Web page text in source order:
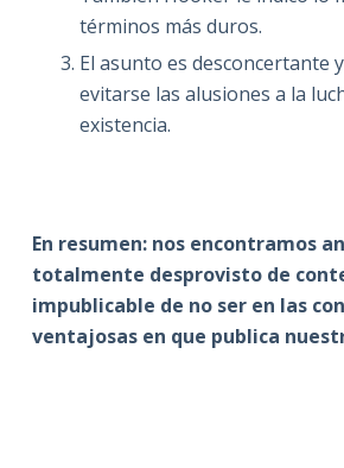
términos más duros.
El asunto es desconcertante
evitarse las alusiones a la
existencia.
En resumen: nos encontramos
totalmente desprovisto de
impublicable de no ser en las
ventajosas en que publica